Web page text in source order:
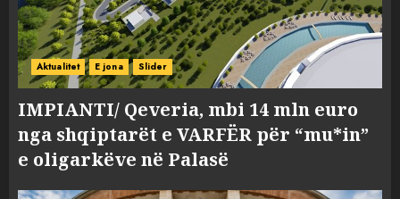
Aktualitet E jona Slider
IMPIANTI/ Qeveria, mbi 14 mln euro
nga shqiptarët e VARFËR për “mu*in”
e oligarkëve në Palasë